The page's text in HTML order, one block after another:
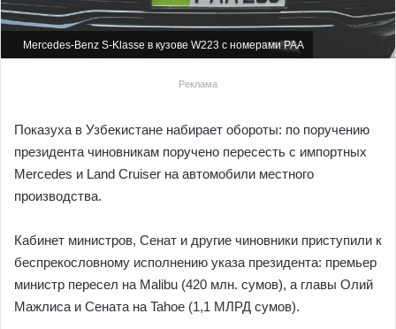
Mercedes-Benz S-Klasse в кузове W223 с номерами PAA
Реклама
Показуха в Узбекистане набирает обороты: по поручению
президента чиновникам поручено пересесть с импортных
Mercedes и Land Cruiser на автомобили местного
производства.
Кабинет министров, Сенат и другие чиновники приступили к
беспрекословному исполнению указа президента: премьер
министр пересел на Malibu (420 млн. сумов), а главы Олий
Мажлиса и Сената на Tahoe (1,1 МЛРД сумов).